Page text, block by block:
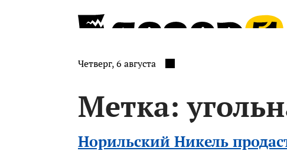
Четверг, 6 августа
Метка:
Норильский Никель